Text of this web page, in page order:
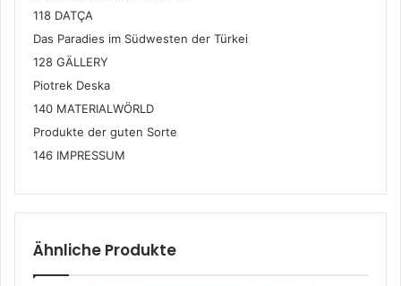
118 DATÇA
Das Paradies im Südwesten der Türkei
128 GÄLLERY
Piotrek Deska
140 MATERIALWÖRLD
Produkte der guten Sorte
146 IMPRESSUM
Ähnliche Produkte